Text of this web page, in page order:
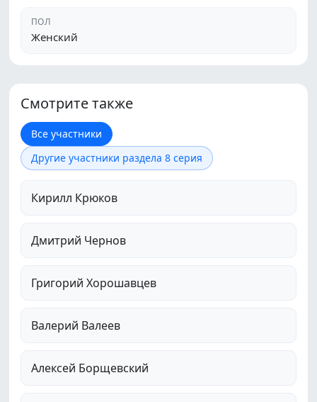
ПОЛ
Женский
Смотрите также
Все участники
Другие участники раздела 8 серия
Кирилл Крюков
Дмитрий Чернов
Григорий Хорошавцев
Валерий Валеев
Алексей Борщевский